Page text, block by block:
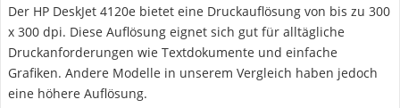
Der HP DeskJet 4120e bietet eine Druckauflösung von bis zu 300
x 300 dpi. Diese Auflösung eignet sich gut für alltägliche
Druckanforderungen wie Textdokumente und einfache
Grafiken. Andere Modelle in unserem Vergleich haben jedoch
eine höhere Auflösung.